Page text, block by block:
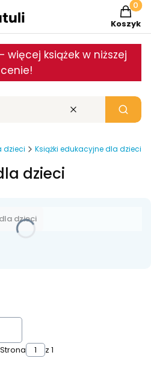
Koszyk
więcej książek w niższej
cenie!
Wyczyść Szukaj
dzieci Książki edukacyjne dla dzieci
dzieci
dzieci
Strona z 1